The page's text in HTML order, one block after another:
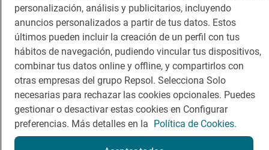
Política de privacidad Política de cookies
Nota legal
Condiciones del servicio
© Repsol S.A. 2000- 2026
personalización, análisis y publicitarios, incluyendo
anuncios personalizados a partir de tus datos. Estos
últimos pueden incluir la creación de un perfil con tus
hábitos de navegación, pudiendo vincular tus dispositivos,
combinar tus datos online y offline, y compartirlos con
otras empresas del grupo Repsol. Selecciona Solo
necesarias para rechazar las cookies opcionales. Puedes
gestionar o desactivar estas cookies en Configurar
preferencias. Más detalles en la Política de Cookies.